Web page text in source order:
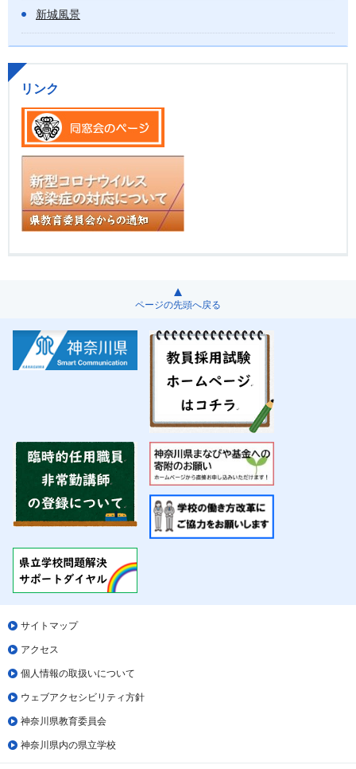
新城風景
リンク
ページの先頭へ戻る
サイトマップ
アクセス
個人情報の取扱いについて
ウェブアクセシビリティ方針
神奈川県教育委員会
神奈川県内の県立学校